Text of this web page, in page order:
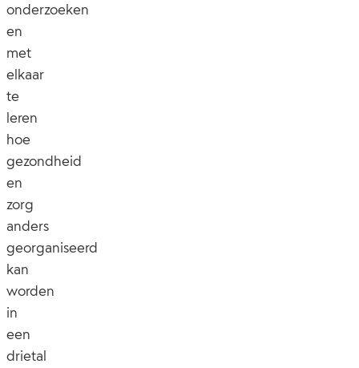
onderzoeken
en
met
elkaar
te
leren
hoe
gezondheid
en
zorg
anders
georganiseerd
kan
worden
in
een
drietal